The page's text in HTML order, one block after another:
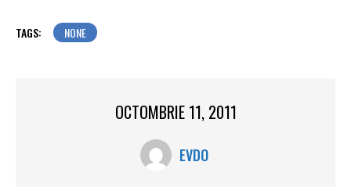
TAGS: NONE
OCTOMBRIE 11, 2011
EVDO